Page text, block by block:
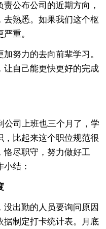
公布公司的近期方向，
去熟悉。如果我们这个枢
重。
努力的去向前辈学习。
让自己能更快更好的完成
司上班也三个月了，学
，比起来这个职位规范很
恪尽职守，努力做好工
结：
出勤的人员要询问原因
据制定打卡统计表。月底